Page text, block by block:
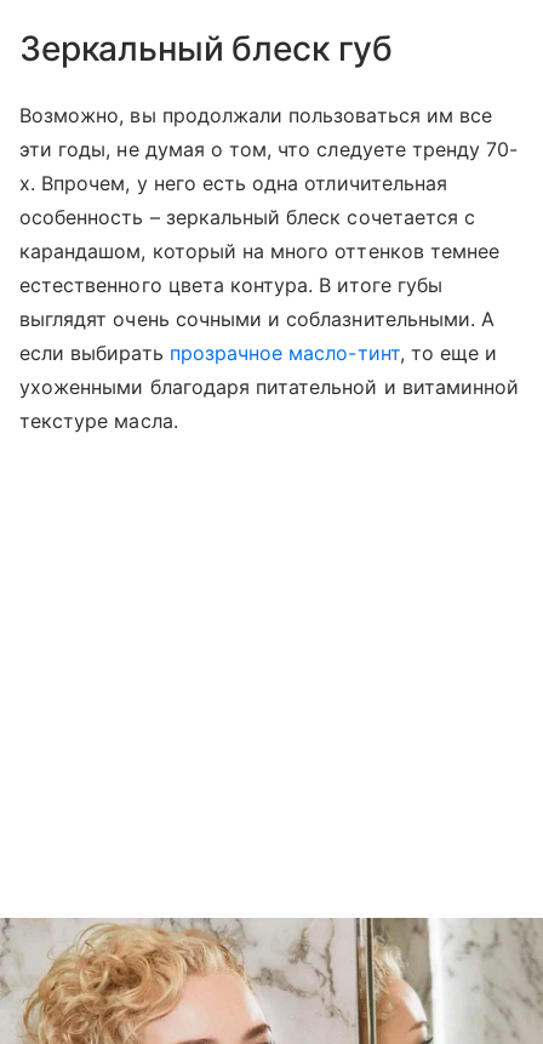
Зеркальный блеск губ
Возможно, вы продолжали пользоваться им все
эти годы, не думая о том, что следуете тренду 70-
х. Впрочем, у него есть одна отличительная
особенность – зеркальный блеск сочетается с
карандашом, который на много оттенков темнее
естественного цвета контура. В итоге губы
выглядят очень сочными и соблазнительными. А
если выбирать прозрачное масло-тинт, то еще и
ухоженными благодаря питательной и витаминной
текстуре масла.